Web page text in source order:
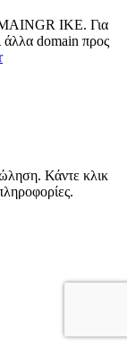
ΙΚΕ. Για
άλλα domain προς
Κάντε κλικ